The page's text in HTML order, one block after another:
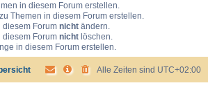
in diesem Forum erstellen.
Themen in diesem Forum erstellen.
diesem Forum nicht ändern.
diesem Forum nicht löschen.
in diesem Forum erstellen.
Alle Zeiten sind UTC+02:00